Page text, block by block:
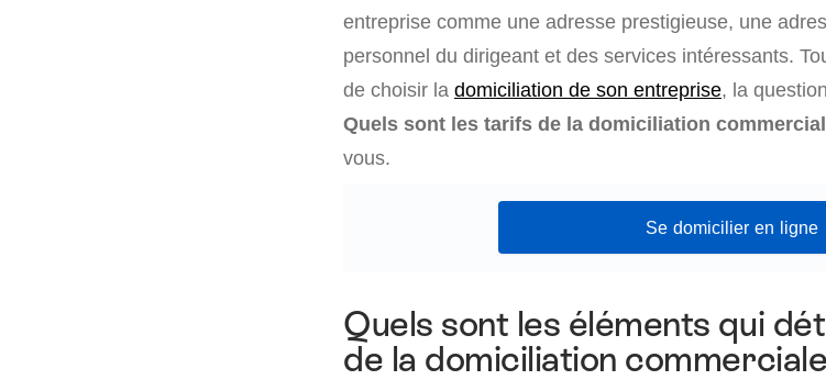
entreprise comme une adresse prestigieuse, une
personnel du dirigeant et des services intéressants.
de choisir la domiciliation de son entreprise, la
Quels sont les tarifs de la domiciliation
vous.
Se domicilier en ligne
Quels sont les éléments qui
de la domiciliation